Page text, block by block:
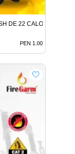
DE 22 CALORIAS
PEN 1.00